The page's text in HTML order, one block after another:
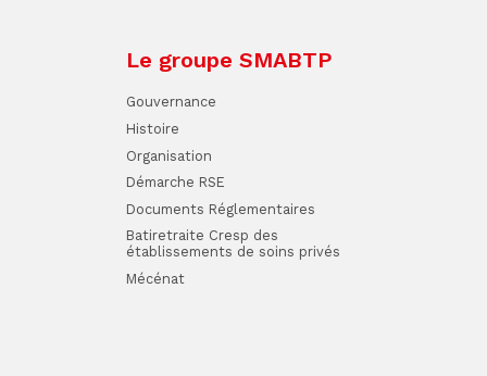
Le groupe SMABTP
Gouvernance
Histoire
Organisation
Démarche RSE
Documents Réglementaires
Batiretraite Cresp des
établissements de soins privés
Mécénat